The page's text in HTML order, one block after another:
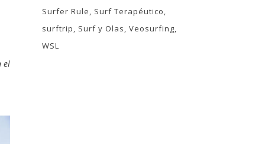
el
Surfer Rule
Surf Terapéutico
surftrip
Surf y Olas Veosurfing
WSL